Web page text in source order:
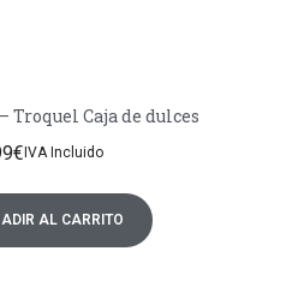
Troquel Caja de dulces
€ IVA Incluido
AL CARRITO